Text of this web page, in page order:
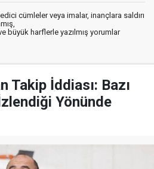
cümleler veya imalar, inançlara saldırı
büyük harflerle yazılmış yorumlar
Takip İddiası: Bazı
Yönünde